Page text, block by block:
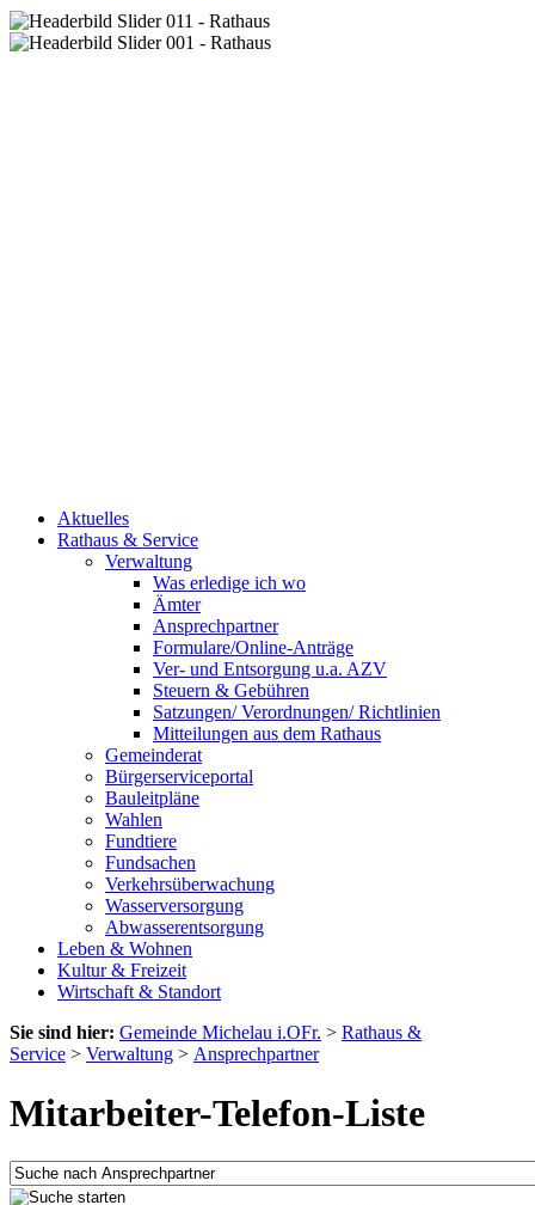
Aktuelles
Rathaus & Service
Verwaltung
Was erledige ich wo
Ämter
Ansprechpartner
Formulare/Online-Anträge
Ver- und Entsorgung u.a. AZV
Steuern & Gebühren
Satzungen/ Verordnungen/ Richtlinien
Mitteilungen aus dem Rathaus
Gemeinderat
Bürgerserviceportal
Bauleitpläne
Wahlen
Fundtiere
Fundsachen
Verkehrsüberwachung
Wasserversorgung
Abwasserentsorgung
Leben & Wohnen
Kultur & Freizeit
Wirtschaft & Standort
Sie sind hier: Gemeinde Michelau i.OFr. > Rathaus &
Service > Verwaltung > Ansprechpartner
Mitarbeiter-Telefon-Liste